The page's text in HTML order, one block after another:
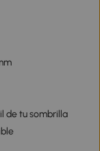
de tu sombrilla